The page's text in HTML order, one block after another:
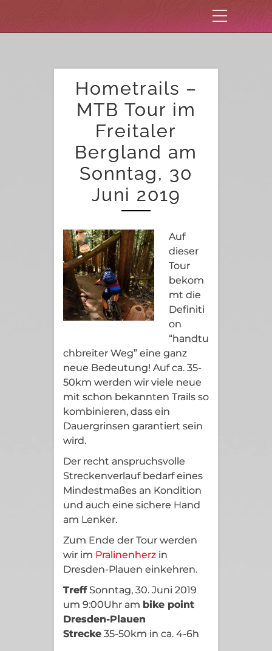
Hometrails –
MTB Tour im
Freitaler
Bergland am
Sonntag, 30
Juni 2019
Auf
dieser
Tour
bekom
mt die
Definiti
on
“handtu
chbreiter Weg” eine ganz
neue Bedeutung! Auf ca. 35-
50km werden wir viele neue
mit schon bekannten Trails so
kombinieren, dass ein
Dauergrinsen garantiert sein
wird.
Der recht anspruchsvolle
Streckenverlauf bedarf eines
Mindestmaßes an Kondition
und auch eine sichere Hand
am Lenker.
Zum Ende der Tour werden
wir im Pralinenherz in
Dresden-Plauen einkehren.
TreffSonntag, 30. Juni 2019
um 9:00Uhr am bike point
Dresden-Plauen
Strecke 35-50km in ca. 4-6h